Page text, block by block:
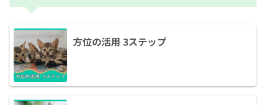
方位の活用 3ステップ